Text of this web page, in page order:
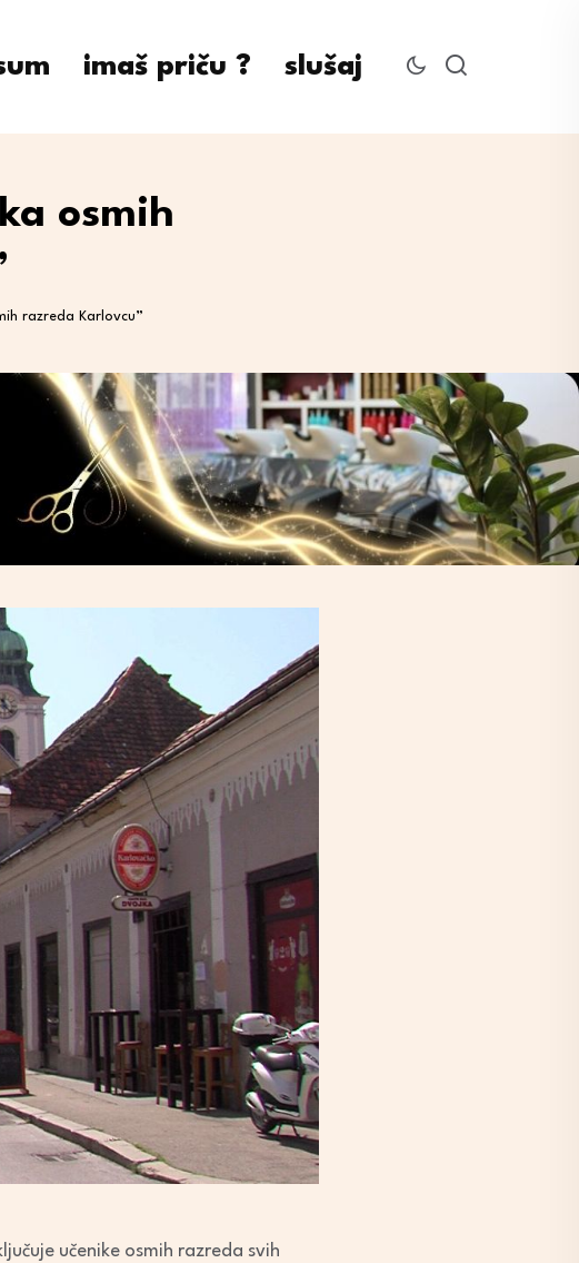
imaš priču ? slušaj
osmih
razreda Karlovcu”
učenike osmih razreda svih